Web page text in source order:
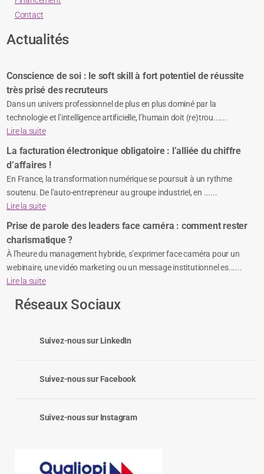
Contact
Actualités
Conscience de soi : le soft skill à fort potentiel de réussite
très prisé des recruteurs
Dans un univers professionnel de plus en plus dominé par la
technologie et l’intelligence artificielle, l’humain doit (re)trou......
Lire la suite
La facturation électronique obligatoire : l’alliée du chiffre
d’affaires !
En France, la transformation numérique se poursuit à un rythme
soutenu. De l’auto-entrepreneur au groupe industriel, en ......
Lire la suite
Prise de parole des leaders face caméra : comment rester
charismatique ?
À l’heure du management hybride, s’exprimer face caméra pour un
webinaire, une vidéo marketing ou un message institutionnel es......
Lire la suite
Réseaux Sociaux
Suivez-nous sur LinkedIn
Suivez-nous sur Facebook
Suivez-nous sur Instagram